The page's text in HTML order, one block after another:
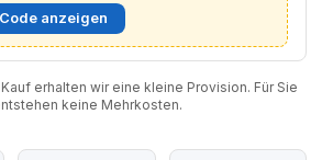
Code anzeigen
erhalten wir eine kleine Provision. Für Sie
keine Mehrkosten.